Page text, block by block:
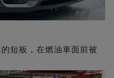
短板，在燃油車面前被